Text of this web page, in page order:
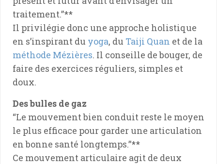
traitement.”**
Il privilégie donc une approche holistique
en s’inspirant du yoga, du Taiji Quan et de la
méthode Mézières. Il conseille de bouger, de
faire des exercices réguliers, simples et
doux.
Des bulles de gaz
“Le mouvement bien conduit reste le moyen
le plus efficace pour garder une articulation
en bonne santé longtemps.”**
Ce mouvement articulaire agit de deux